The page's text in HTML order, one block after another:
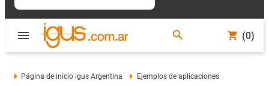
(0)
Página de inicio igus Argentina
Ejemplos de aplicaciones